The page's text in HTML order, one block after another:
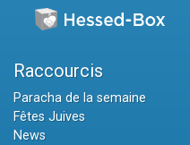
Raccourcis
Paracha de la semaine
Fêtes Juives
News